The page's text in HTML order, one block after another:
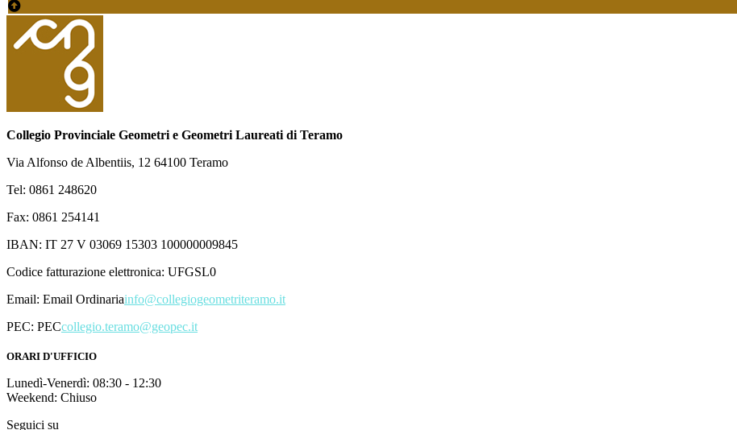
Collegio Provinciale Geometri e Geometri Laureati di Teramo
Via Alfonso de Albentiis, 12 64100 Teramo
Tel: 0861 248620
Fax: 0861 254141
IBAN: IT 27 V 03069 15303 100000009845
Codice fatturazione elettronica: UFGSL0
Email: Email Ordinariainfo@collegiogeometriteramo.it
PEC: PECcollegio.teramo@geopec.it
ORARI D'UFFICIO
Lunedì-Venerdì: 08:30 - 12:30
Weekend: Chiuso
Seguici su